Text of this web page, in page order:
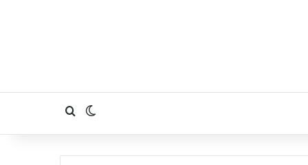
تغییر پوستهجستجو برای